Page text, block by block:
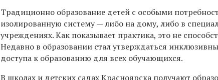
Традиционно образование детей с особыми
изолированную систему — либо на дому, либо в
учреждениях. Как показывает практика, это не
Недавно в образовании стал утверждаться
доступа к образованию для всех обучающихся.
В школах и детских садах Красноярска получают